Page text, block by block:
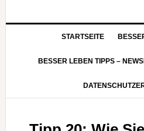
STARTSEITE
BESSER LEBEN TIPPS –